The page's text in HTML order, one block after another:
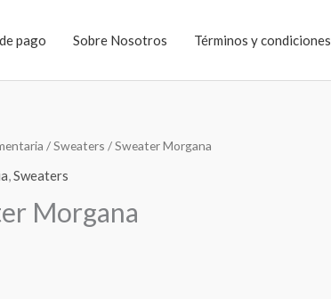
pago Sobre Nosotros Términos y condiciones
/Sweaters / Sweater Morgana
,Sweaters
Morgana